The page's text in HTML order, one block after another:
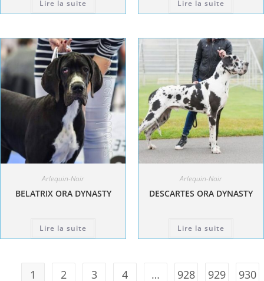
Lire la suite Lire la suite
Arlequin-Noir
BELATRIX ORA DYNASTY
Lire la suite
Arlequin-Noir
DESCARTES ORA DYNASTY
Lire la suite
1 2 3 4 … 928 929 930